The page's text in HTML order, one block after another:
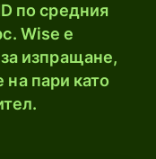
по средния
Wise е
изпращане,
пари като